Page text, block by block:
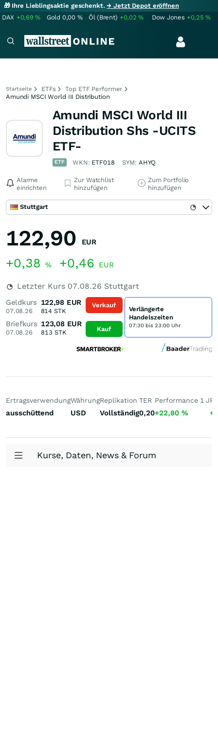
🎁 Ihre Lieblingsaktie geschenkt.→ Jetzt Depot eröffnen
DAX +0,69% Gold 0,00 % Öl (Brent) +0,02% Dow Jones +0,25%
Startseite ETFs
Top ETF Performer
Amundi MSCI World III Distribution
Amundi MSCI World III
Distribution Shs -UCITS
ETF-
ETF WKN: ETF018 SYM: AHYQ
Alarme
einrichten
Zur Watchlist
hinzufügen
Zum Portfolio
hinzufügen
Stuttgart
122,90 EUR
+0,38 % +0,46 EUR
Letzter Kurs 07.08.26 Stuttgart
Geldkurs
07.08.26
122,98 EUR
814 STK
Briefkurs
07.08.26
123,08 EUR
813 STK
Verkauf
Kauf
Verlängerte
Handelszeiten
07:30 bis 23:00 Uhr
Ertragsverwendung
ausschüttend
Währung
USD
Replikation
Vollständig
TER
0,20
Performance 1 J
+22,80 %
Kurse, Daten, News & Forum